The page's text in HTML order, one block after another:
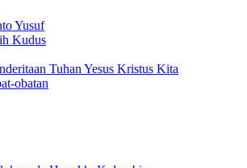
Yusuf
Kudus
Tuhan Yesus Kristus Kita
obatan